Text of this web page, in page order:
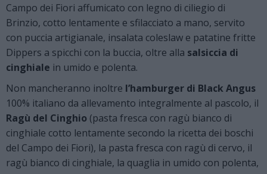
Campo dei Fiori affumicato con legno di ciliegio di
Brinzio, cotto lentamente e sfilacciato a mano, servito
con puccia artigianale, insalata coleslaw e patatine fritte
Dippers a spicchi con la buccia, oltre alla salsiccia di
cinghiale in umido e polenta.
Non mancheranno inoltre l’hamburger di Black Angus
100% italiano da allevamento integralmente al pascolo, il
Ragù del Cinghio (pasta fresca con ragù bianco di
cinghiale cotto lentamente secondo la ricetta dei boschi
del Campo dei Fiori), la pasta fresca con ragù di cervo, il
ragù bianco di cinghiale, la quaglia in umido con polenta,